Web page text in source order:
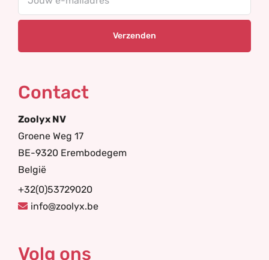
Contact
Zoolyx NV
Groene Weg 17
BE-9320 Erembodegem
België
+32(0)53729020
info@zoolyx.be
Volg ons